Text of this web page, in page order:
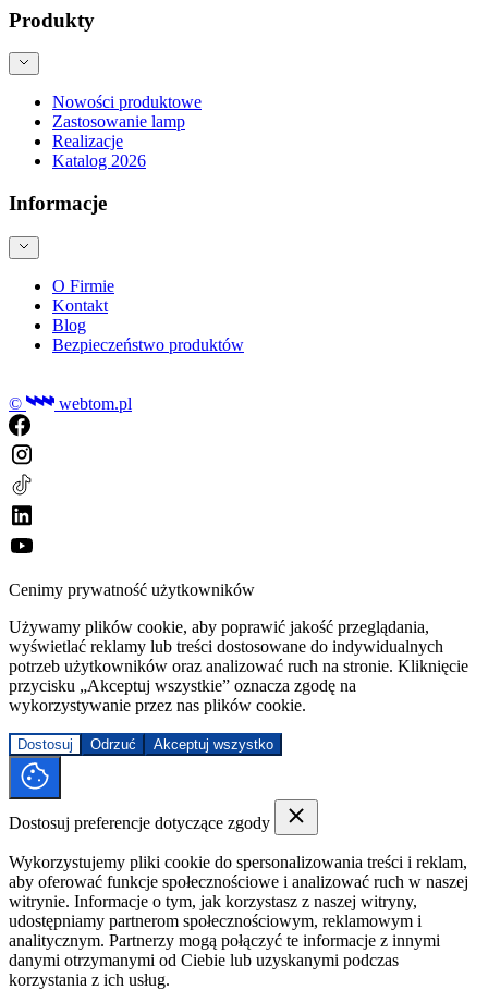
Produkty
Nowości produktowe
Zastosowanie lamp
Realizacje
Katalog 2026
Informacje
O Firmie
Kontakt
Blog
Bezpieczeństwo produktów
© webtom.pl
Cenimy prywatność użytkowników
Używamy plików cookie, aby poprawić jakość przeglądania,
wyświetlać reklamy lub treści dostosowane do indywidualnych
potrzeb użytkowników oraz analizować ruch na stronie. Kliknięcie
przycisku „Akceptuj wszystkie” oznacza zgodę na
wykorzystywanie przez nas plików cookie.
Dostosuj Odrzuć Akceptuj wszystko
Dostosuj preferencje dotyczące zgody
Wykorzystujemy pliki cookie do spersonalizowania treści i reklam,
aby oferować funkcje społecznościowe i analizować ruch w naszej
witrynie. Informacje o tym, jak korzystasz z naszej witryny,
udostępniamy partnerom społecznościowym, reklamowym i
analitycznym. Partnerzy mogą połączyć te informacje z innymi
danymi otrzymanymi od Ciebie lub uzyskanymi podczas
korzystania z ich usług.